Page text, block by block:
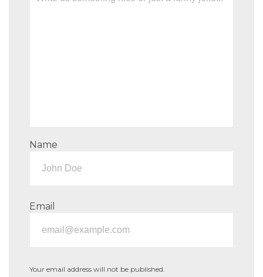
Name
Email
Your email address will not be published.